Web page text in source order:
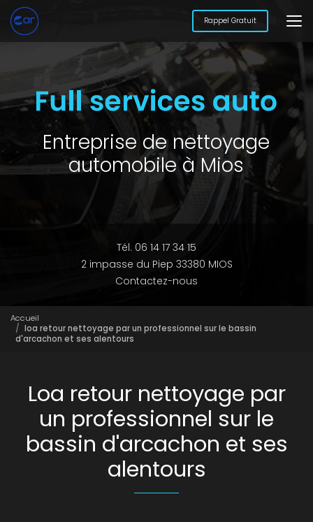
Aller
au
contenu
principal
Rappel Gratuit
Entreprise de nettoyage
automobile à Mios
Tél. 06 14 17 34 15
2 impasse du Piep 33380 MIOS
Contactez-nous
Accueil
loa retour nettoyage par un professionnel sur le bassin
d'arcachon et ses alentours
Loa retour nettoyage par
un professionnel sur le
bassin d'arcachon et ses
alentours